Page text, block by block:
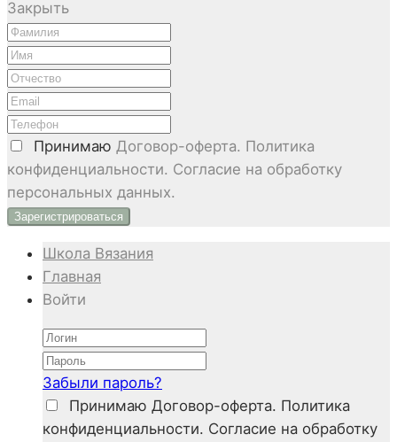
Закрыть
Принимаю Договор-оферта. Политика
конфиденциальности. Согласие на обработку
персональных данных.
Школа Вязания
Главная
Войти
Забыли пароль?
Принимаю Договор-оферта. Политика
конфиденциальности. Согласие на обработку